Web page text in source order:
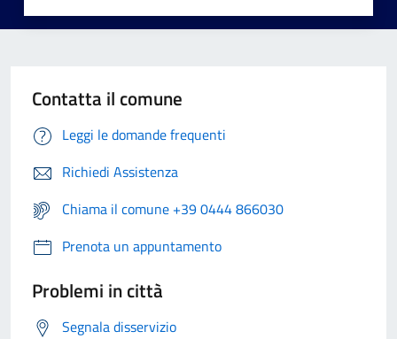
Contatta il comune
Leggi le domande frequenti
Richiedi Assistenza
Chiama il comune +39 0444 866030
Prenota un appuntamento
Problemi in città
Segnala disservizio